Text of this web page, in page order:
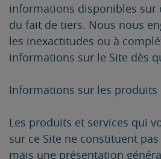
informations disponibles sur
du fait de tiers. Nous nous
les inexactitudes ou à
informations sur le Site dès
Informations sur les produits
Les produits et services qui
sur ce Site ne constituent
mais une présentation